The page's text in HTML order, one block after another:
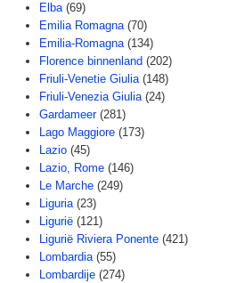
Elba (69)
Emilia Romagna (70)
Emilia-Romagna (134)
Florence binnenland (202)
Friuli-Venetie Giulia (148)
Friuli-Venezia Giulia (24)
Gardameer (281)
Lago Maggiore (173)
Lazio (45)
Lazio, Rome (146)
Le Marche (249)
Liguria (23)
Ligurië (121)
Ligurië Riviera Ponente (421)
Lombardia (55)
Lombardije (274)